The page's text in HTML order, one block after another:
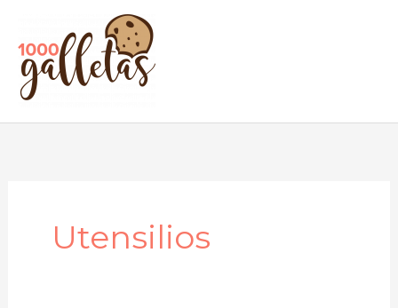
contenido
Utensilios